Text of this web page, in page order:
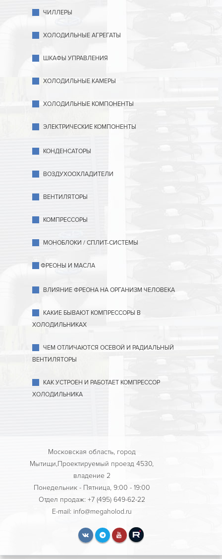
ЧИЛЛЕРЫ
ХОЛОДИЛЬНЫЕ АГРЕГАТЫ
ШКАФЫ УПРАВЛЕНИЯ
ХОЛОДИЛЬНЫЕ КАМЕРЫ
ХОЛОДИЛЬНЫЕ КОМПОНЕНТЫ
ЭЛЕКТРИЧЕСКИЕ КОМПОНЕНТЫ
КОНДЕНСАТОРЫ
ВОЗДУХООХЛАДИТЕЛИ
ВЕНТИЛЯТОРЫ
КОМПРЕССОРЫ
МОНОБЛОКИ / СПЛИТ-СИСТЕМЫ
ФРЕОНЫ И МАСЛА
ВЛИЯНИЕ ФРЕОНА НА ОРГАНИЗМ ЧЕЛОВЕКА
КАКИЕ БЫВАЮТ КОМПРЕССОРЫ В
ХОЛОДИЛЬНИКАХ
ЧЕМ ОТЛИЧАЮТСЯ ОСЕВОЙ И РАДИАЛЬНЫЙ
ВЕНТИЛЯТОРЫ
КАК УСТРОЕН И РАБОТАЕТ КОМПРЕССОР
ХОЛОДИЛЬНИКА
Московская область, город
Мытищи,Проектируемый проезд 4530,
владение 2
Понедельник - Пятница, 9:00 - 19:00
Отдел продаж: +7 (495) 649-62-22
E-mail: info@megaholod.ru